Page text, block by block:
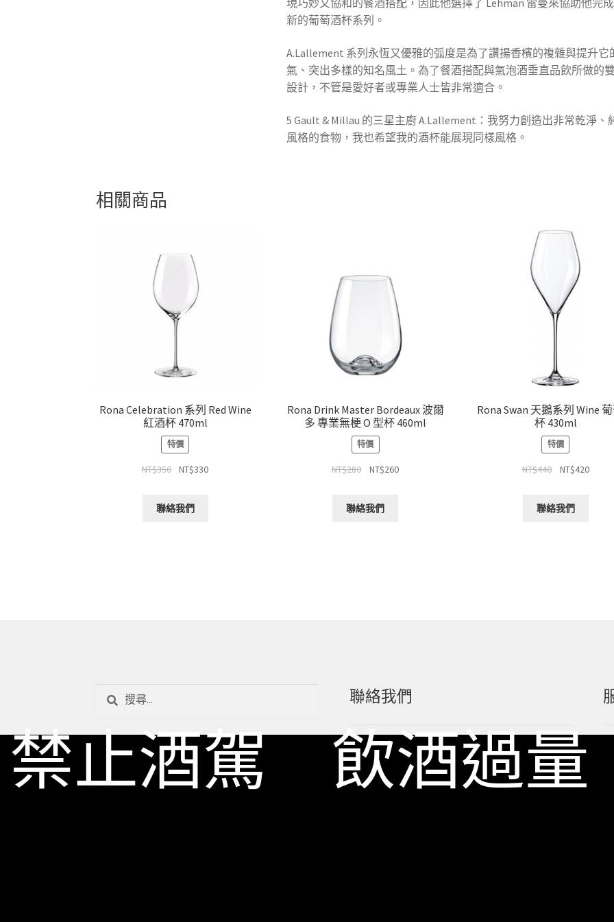
現巧妙又協和的餐酒搭配，因此他選擇了 Lehman 雷曼來協助他完
新的葡萄酒杯系列。
A.Lallement 系列永恆又優雅的弧度是為了讚揚香檳的複雜與提升它
氣、突出多樣的知名風土。為了餐酒搭配與氣泡酒垂直品飲所做的
設計，不管是愛好者或專業人士皆非常適合。
5 Gault & Millau 的三星主廚 A.Lallement：我努力創造出非常乾淨、
風格的食物，我也希望我的酒杯能展現同樣風格。
相關商品
Rona Celebration 系列 Red Wine
紅酒杯 470ml
特價
NT$350 NT$330
聯絡我們
Rona Drink Master Bordeaux 波爾
多 專業無梗 O 型杯 460ml
特價
NT$280 NT$260
聯絡我們
Rona Swan 天鵝系列 Wine
杯 430ml
特價
NT$440 NT$420
聯絡我們
聯絡我們
一飲 Facebook
一飲 LINE@
禁止酒駕 飲酒過量